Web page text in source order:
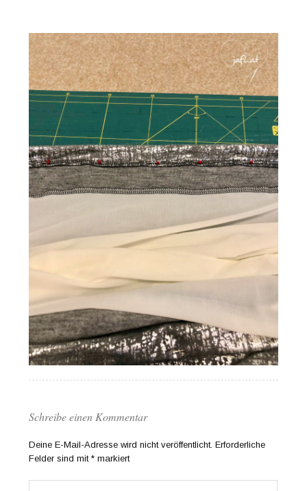
Schreibe einen Kommentar
Deine E-Mail-Adresse wird nicht veröffentlicht. Erforderliche
Felder sind mit* markiert